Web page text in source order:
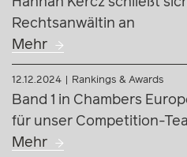
Europe 2025 anerkannt!
Mehr
19.02.2025 Press releases
Weitere Verstärkung für
Hannah Kercz schließt
Rechtsanwältin an
Mehr